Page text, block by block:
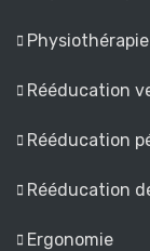
Rééducation
Rééducation
Rééducation
Ergonomie